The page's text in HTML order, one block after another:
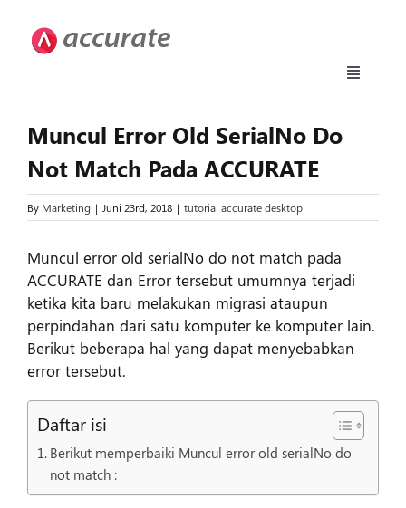
content
Toggle
Fitur
Harga
Upgrade
Muncul Error Old SerialNo Do
Not Match Pada ACCURATE
By Marketing | Juni 23rd, 2018 | tutorial accurate desktop
Muncul error old serialNo do not match pada
ACCURATE dan Error tersebut umumnya terjadi
ketika kita baru melakukan migrasi ataupun
perpindahan dari satu komputer ke komputer lain.
Berikut beberapa hal yang dapat menyebabkan
error tersebut.
Daftar isi
Berikut memperbaiki Muncul error old serialNo do
not match :